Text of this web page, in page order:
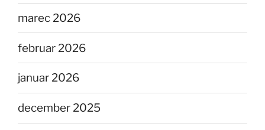
marec 2026
februar 2026
januar 2026
december 2025